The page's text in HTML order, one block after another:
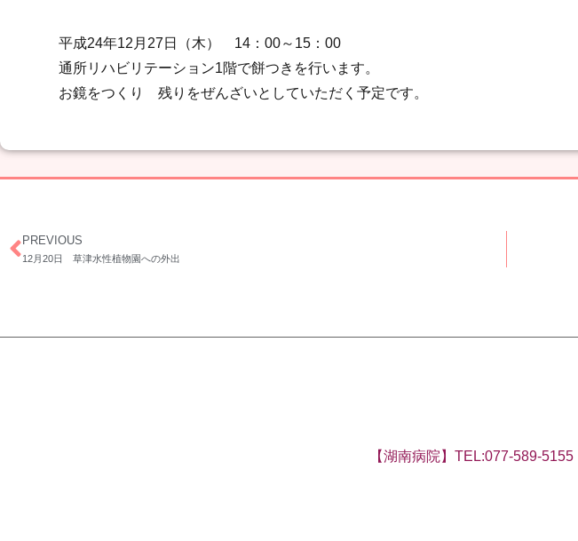
平成24年12月27日（木） 14：00～15：00
通所リハビリテーション1階で餅つきを行います。
お鏡をつくり 残りをぜんざいとしていただく予定です。
PREVIOUS
12月20日 草津水性植物園への外出
【湖南病院】TEL:077-589-